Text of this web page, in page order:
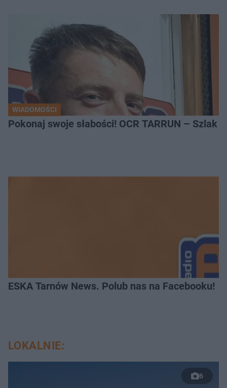
WIADOMOŚCI
Pokonaj swoje słabości! OCR TARRUN – Szlak
ESKA Tarnów News. Polub nas na Facebooku!
LOKALNIE:
6